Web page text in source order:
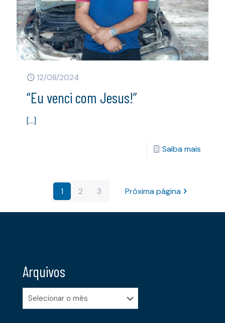
12/08/2024
“Eu venci com Jesus!”
[…]
Saiba mais
1 2 3 Próxima página
Arquivos
Arquivos